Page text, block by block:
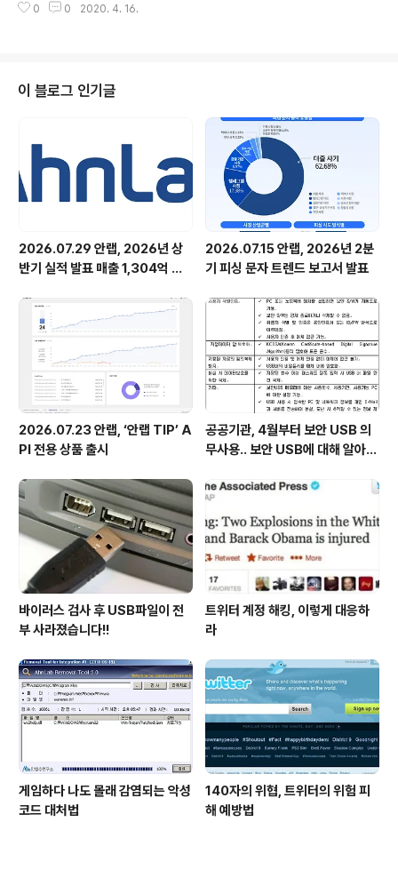
계는 물론, 행위 분석이나 이동 경로 파악 등에 이용된다.
공격이 대기업에서만 일어난다는 선입견을 버려야 할 때이
다. 특히 [그림 1]과 같이 목표로 한 회사의 업무 내용을 메
일 본문에 다룸으로써 첨부된 악성코드의 실행을 유도한
것이 특징이다. 평소 APT 공격에 대해 경각심을 가지지 않
았다면 이번 공격에 피해를 입었을 가능성이 높다. 일반적
으로 대기업이나 공공 기관이 주로 APT 공격의 타깃이 될
것이라고 생각..
0 0 2020. 4. 16.
이 블로그 인기글
2026.07.29 안랩, 2026년 상
반기 실적 발표 매출 1,304억 원,
2026.07.15 안랩, 2026년 2분
기 피싱 문자 트렌드 보고서 발표
2026.07.23 안랩, ‘안랩 TIP’ A
PI 전용 상품 출시
공공기관, 4월부터 보안 USB 의
무사용.. 보안 USB에 대해 알아봅
바이러스 검사 후 USB파일이 전
부 사라졌습니다!!
트위터 계정 해킹, 이렇게 대응하
라
게임하다 나도 몰래 감염되는 악성
코드 대처법
140자의 위협, 트위터의 위험 피
해 예방법